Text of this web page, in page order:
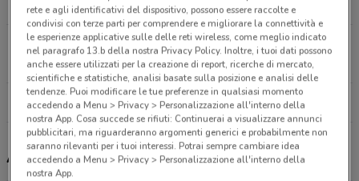
2 km
APERTO
Via Di San Tommaso D'Aquino, 114 Roma
2.1 km
APERTO
Tutti i negozi Todis
Altri volantini nelle vicinanze
rete e agli identificativi del dispositivo, possono essere raccolte e
condivisi con terze parti per comprendere e migliorare la connettività e
le esperienze applicative sulle delle reti wireless, come meglio indicato
nel paragrafo 13.b della nostra Privacy Policy. Inoltre, i tuoi dati possono
anche essere utilizzati per la creazione di report, ricerche di mercato,
scientifiche e statistiche, analisi basate sulla posizione e analisi delle
tendenze. Puoi modificare le tue preferenze in qualsiasi momento
accedendo a Menu > Privacy > Personalizzazione all'interno della
nostra App. Cosa succede se rifiuti: Continuerai a visualizzare annunci
pubblicitari, ma riguarderanno argomenti generici e probabilmente non
saranno rilevanti per i tuoi interessi. Potrai sempre cambiare idea
accedendo a Menu > Privacy > Personalizzazione all'interno della
nostra App.